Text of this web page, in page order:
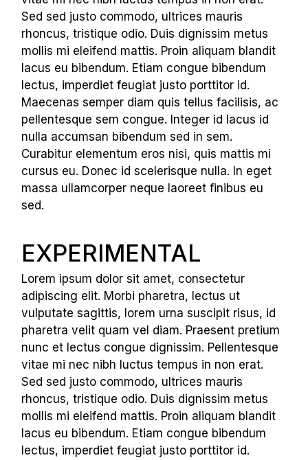
Sed sed justo commodo, ultrices mauris
rhoncus, tristique odio. Duis dignissim metus
mollis mi eleifend mattis. Proin aliquam blandit
lacus eu bibendum. Etiam congue bibendum
lectus, imperdiet feugiat justo porttitor id.
Maecenas semper diam quis tellus facilisis, ac
pellentesque sem congue. Integer id lacus id
nulla accumsan bibendum sed in sem.
Curabitur elementum eros nisi, quis mattis mi
cursus eu. Donec id scelerisque nulla. In eget
massa ullamcorper neque laoreet finibus eu
sed.
EXPERIMENTAL
Lorem ipsum dolor sit amet, consectetur
adipiscing elit. Morbi pharetra, lectus ut
vulputate sagittis, lorem urna suscipit risus, id
pharetra velit quam vel diam. Praesent pretium
nunc et lectus congue dignissim. Pellentesque
vitae mi nec nibh luctus tempus in non erat.
Sed sed justo commodo, ultrices mauris
rhoncus, tristique odio. Duis dignissim metus
mollis mi eleifend mattis. Proin aliquam blandit
lacus eu bibendum. Etiam congue bibendum
lectus, imperdiet feugiat justo porttitor id.